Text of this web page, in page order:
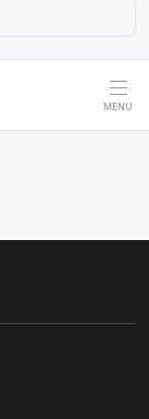
MENU